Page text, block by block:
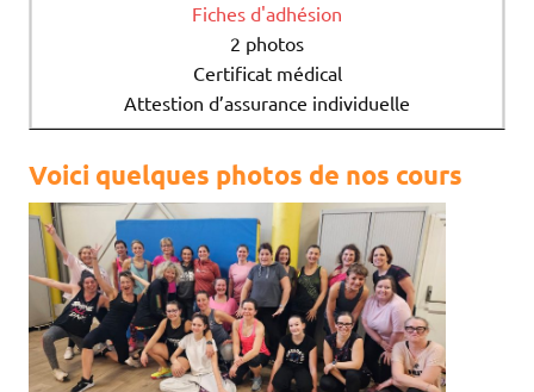
Fiches d'adhésion
2 photos
Certificat médical
Attestion d’assurance individuelle
Voici quelques photos de nos cours